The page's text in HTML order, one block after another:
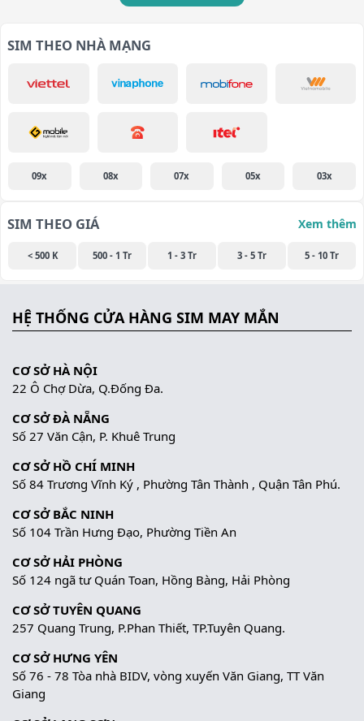
SIM THEO NHÀ MẠNG
09x 08x 07x 05x 03x
SIM THEO GIÁ Xem thêm
< 500 K 500 - 1 Tr 1 - 3 Tr 3 - 5 Tr 5 - 10 Tr
HỆ THỐNG CỬA HÀNG SIM MAY MẮN
CƠ SỞ HÀ NỘI
22 Ô Chợ Dừa, Q.Đống Đa.
CƠ SỞ ĐÀ NẴNG
Số 27 Văn Cận, P. Khuê Trung
CƠ SỞ HỒ CHÍ MINH
Số 84 Trương Vĩnh Ký , Phường Tân Thành , Quận Tân Phú.
CƠ SỞ BẮC NINH
Số 104 Trần Hưng Đạo, Phường Tiền An
CƠ SỞ HẢI PHÒNG
Số 124 ngã tư Quán Toan, Hồng Bàng, Hải Phòng
CƠ SỞ TUYÊN QUANG
257 Quang Trung, P.Phan Thiết, TP.Tuyên Quang.
CƠ SỞ HƯNG YÊN
Số 76 - 78 Tòa nhà BIDV, vòng xuyến Văn Giang, TT Văn
Giang